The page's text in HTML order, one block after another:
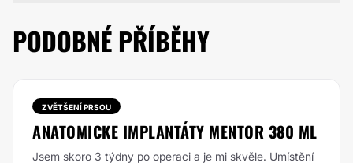
PODOBNÉ PŘÍBĚHY
ZVĚTŠENÍ PRSOU
ANATOMICKE IMPLANTÁTY MENTOR 380 ML
Jsem skoro 3 týdny po operaci a je mi skvěle. Umístění